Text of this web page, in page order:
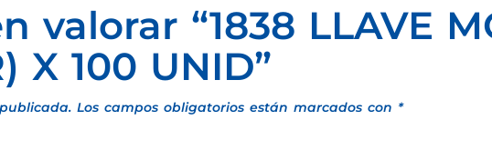
valorar “1838 LLAVE
X 100 UNID”
Los campos obligatorios están marcados con *